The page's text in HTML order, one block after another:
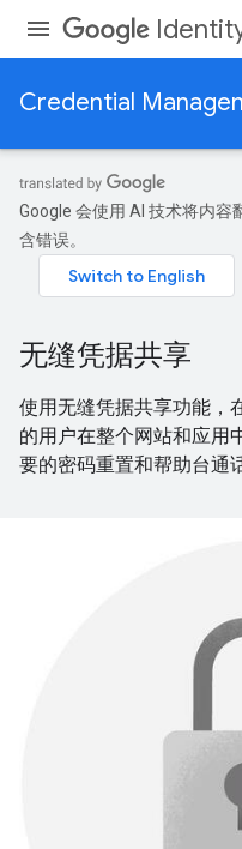
Credential
Google 会使用 AI 技术将内
含错误。
无缝凭据共享
使用无缝凭据共享功能，
的用户在整个网站和应用
要的密码重置和帮助台通